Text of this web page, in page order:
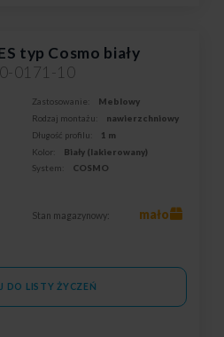
typ Cosmo biały
0171-10
Zastosowanie:
Meblowy
Rodzaj montażu:
nawierzchniowy
Długość profilu:
1 m
Kolor:
Biały (lakierowany)
System:
COSMO
Stan magazynowy: mało
DO LISTY ŻYCZEŃ